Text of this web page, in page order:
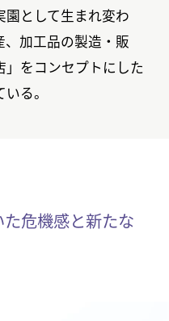
として生まれ変わ
、加工品の製造・販
をコンセプトにした
る。
危機感と新たな